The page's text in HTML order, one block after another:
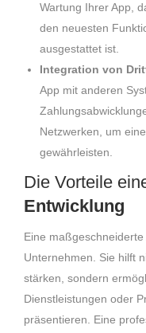
Wartung Ihrer App,
den neuesten
ausgestattet ist.
Integration von
App mit anderen
Netzwerken, um
gewährleisten.
Die Vorteile
Entwicklung
Eine
Unternehmen. Sie hilft
stärken, sondern
Dienstleistungen oder
präsentieren. Eine